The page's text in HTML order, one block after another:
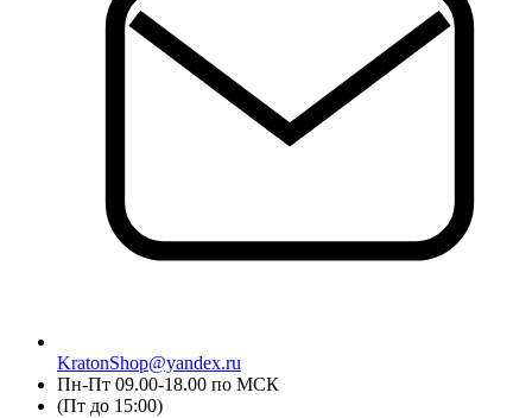
KratonShop@yandex.ru
Пн-Пт 09.00-18.00 по МСК
(Пт до 15:00)